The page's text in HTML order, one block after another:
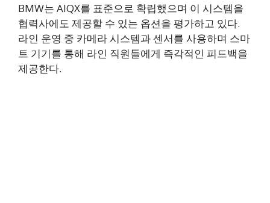
BMW는 AIQX를 표준으로 확립했으며 이 시스템을
협력사에도 제공할 수 있는 옵션을 평가하고 있다.
라인 운영 중 카메라 시스템과 센서를 사용하며 스마
트 기기를 통해 라인 직원들에게 즉각적인 피드백을
제공한다.